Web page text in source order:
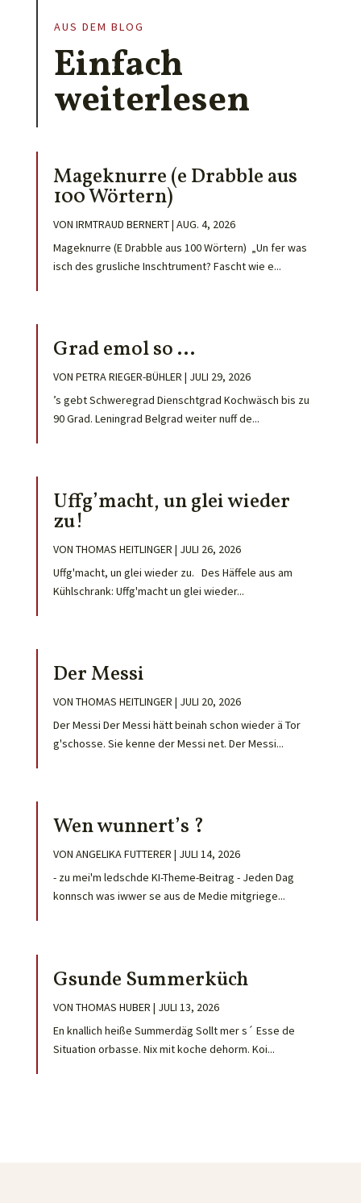
AUS DEM BLOG
Einfach
weiterlesen
Mageknurre (e Drabble aus
100 Wörtern)
VON IRMTRAUD BERNERT| AUG. 4, 2026
Mageknurre (E Drabble aus 100 Wörtern) „Un fer was
isch des grusliche Inschtrument? Fascht wie e...
Grad emol so …
VON PETRA RIEGER-BÜHLER | JULI 29, 2026
’s gebt Schweregrad Dienschtgrad Kochwäsch bis zu
90 Grad. Leningrad Belgrad weiter nuff de...
Uffg’macht, un glei wieder
zu!
VON THOMAS HEITLINGER | JULI 26, 2026
Uffg'macht, un glei wieder zu. Des Häffele aus am
Kühlschrank: Uffg'macht un glei wieder...
Der Messi
VON THOMAS HEITLINGER | JULI 20, 2026
Der Messi Der Messi hätt beinah schon wieder ä Tor
g'schosse. Sie kenne der Messi net. Der Messi...
Wen wunnert’s ?
VON ANGELIKA FUTTERER | JULI 14, 2026
- zu mei'm ledschde KI-Theme-Beitrag - Jeden Dag
konnsch was iwwer se aus de Medie mitgriege...
Gsunde Summerküch
VON THOMAS HUBER | JULI 13, 2026
En knallich heiße Summerdäg Sollt mer s´ Esse de
Situation orbasse. Nix mit koche dehorm. Koi...